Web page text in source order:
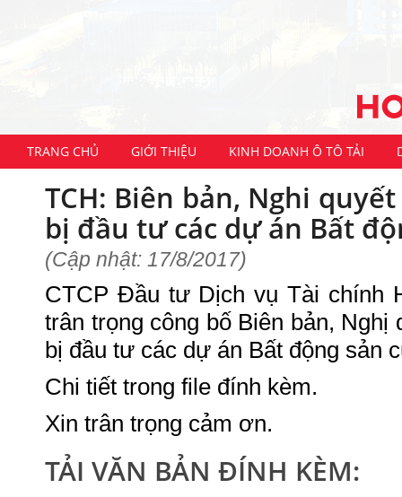
TRANG CHỦ GIỚI THIỆU KINH DOANH Ô TÔ TẢI
TCH: Biên bản, Nghi
bị đầu tư các dự án Bất
(Cập nhật: 17/8/2017)
CTCP Đầu tư Dịch vụ Tài chính
trân trọng công bố Biên bản,
bị đầu tư các dự án Bất động sản
Chi tiết trong file đính kèm.
Xin trân trọng cảm ơn.
TẢI VĂN BẢN ĐÍNH KÈM: